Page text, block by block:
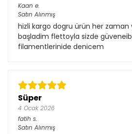
Kaan e.
Satın Alınmış
hizli kargo dogru ürün her
başladim flettoyla sizde
filamentlerinide denicem
Süper
4 Ocak 2026
fatih s.
Satın Alınmış